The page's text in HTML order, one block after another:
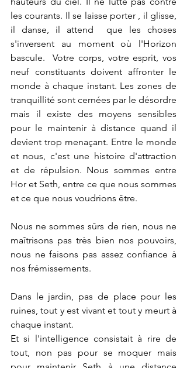
les courants. Il se laisse porter , il glisse,
il danse, il attend  que les choses
s'inversent au moment où l'Horizon
bascule.  Votre corps, votre esprit, vos
neuf constituants doivent affronter le
monde à chaque instant. Les zones de
tranquillité sont cernées par le désordre
mais il existe des moyens sensibles
pour le maintenir à distance quand il
devient trop menaçant. Entre le monde
et nous, c'est une histoire d'attraction
et de répulsion. Nous sommes entre
Hor et Seth, entre ce que nous sommes
et ce que nous voudrions être.
Nous ne sommes sûrs de rien, nous ne
maîtrisons pas très bien nos pouvoirs,
nous ne faisons pas assez confiance à
nos frémissements.
Dans le jardin, pas de place pour les
ruines, tout y est vivant et tout y meurt à
chaque instant.
Et si l'intelligence consistait à rire de
tout, non pas pour se moquer mais